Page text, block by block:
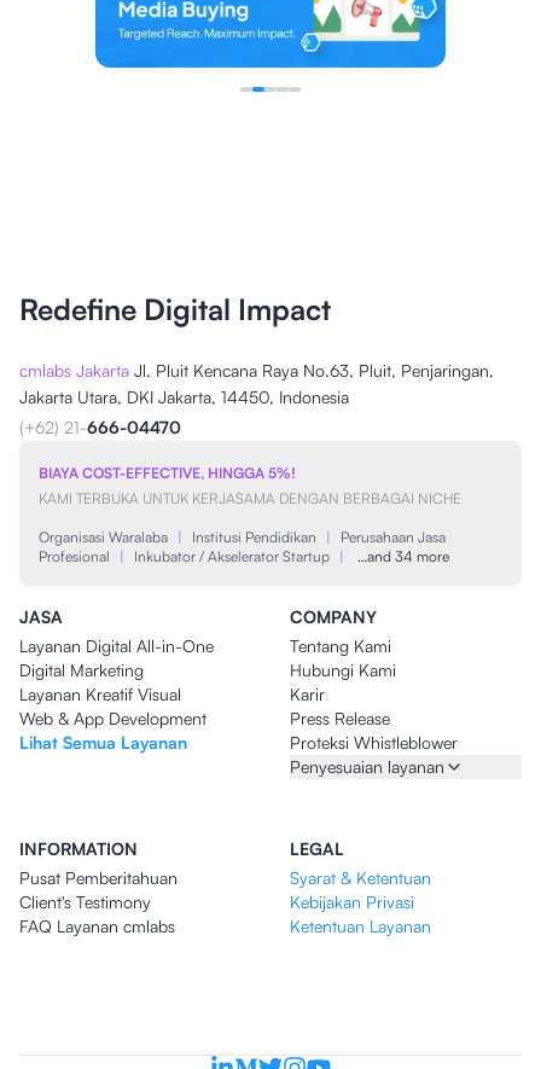
Redefine Digital Impact
cmlabs Jakarta Jl. Pluit Kencana Raya No.63, Pluit, Penjaringan,
Jakarta Utara, DKI Jakarta, 14450, Indonesia
(+62) 21-666-04470
BIAYA COST-EFFECTIVE, HINGGA 5%!
KAMI TERBUKA UNTUK KERJASAMA DENGAN BERBAGAI NICHE
Organisasi Waralaba | Institusi Pendidikan |
Perusahaan Jasa
Profesional
| Inkubator / Akselerator Startup | …and 34 more
JASA
Layanan Digital All-in-One
Digital Marketing
Layanan Kreatif Visual
Web & App Development
Lihat Semua Layanan
COMPANY
Tentang Kami
Hubungi Kami
Karir
Press Release
Proteksi Whistleblower
Penyesuaian layanan
INFORMATION
Pusat Pemberitahuan
Client's Testimony
FAQ Layanan cmlabs
LEGAL
Syarat & Ketentuan
Kebijakan Privasi
Ketentuan Layanan